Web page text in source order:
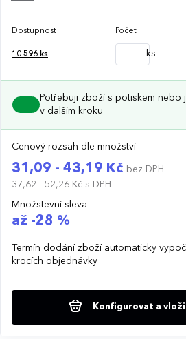
Dostupnost Počet
10 596 ks ks
Potřebuji zboží s potiskem nebo
v dalším kroku
Cenový rozsah dle množství
31,09 - 43,19 Kč bez DPH
37,62 - 52,26 Kč s DPH
Množstevní sleva
až -28 %
Termín dodání zboží automaticky
krocích objednávky
Konfigurovat a